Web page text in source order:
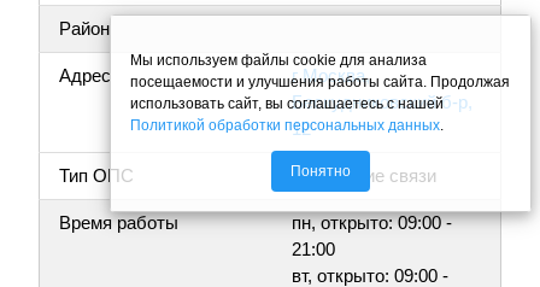
Район
Адрес
г Москва,
Бескудниковский б-р,
12
Тип ОПС Отделение связи
Время работы
пн, открыто: 09:00 -
21:00
вт, открыто: 09:00 -
Мы используем файлы cookie для анализа
посещаемости и улучшения работы сайта. Продолжая
использовать сайт, вы соглашаетесь с нашей
Политикой обработки персональных данных.
Понятно